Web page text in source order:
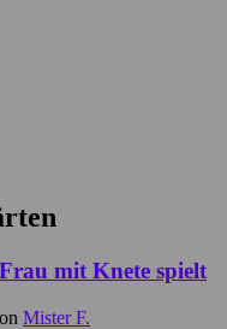
mit Knete spielt
Mister F.